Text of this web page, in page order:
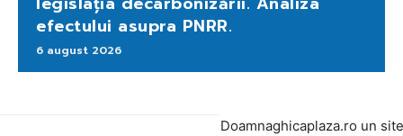
efectului asupra PNRR.
6 august 2026
Doamnaghicaplaza.ro un site